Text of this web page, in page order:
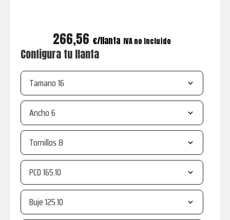
266,56 € IVA no incluído
Configura tu llanta
Tamano
Ancho
Tornillos
PCD
Buje